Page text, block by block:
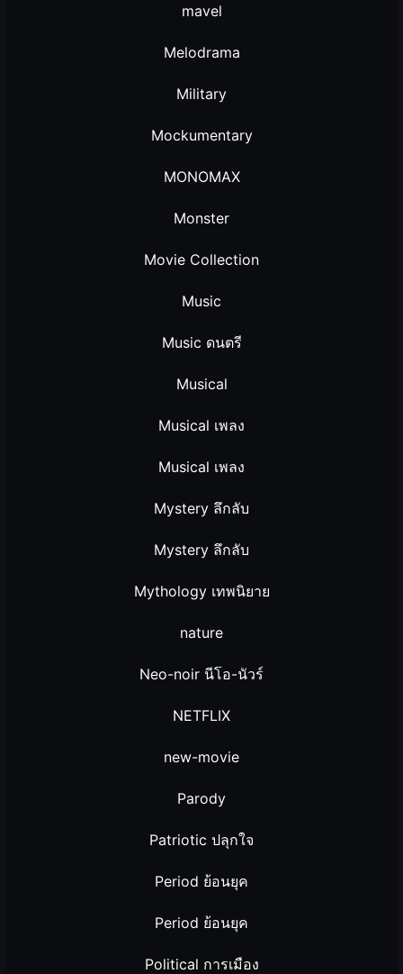
mavel
Melodrama
Military
Mockumentary
MONOMAX
Monster
Movie Collection
Music
Music ดนตรี
Musical
Musical เพลง
Musical เพลง
Mystery ลึกลับ
Mystery ลึกลับ
Mythology เทพนิยาย
nature
Neo-noir นีโอ-นัวร์
NETFLIX
new-movie
Parody
Patriotic ปลุกใจ
Period ย้อนยุค
Period ย้อนยุค
Political การเมือง